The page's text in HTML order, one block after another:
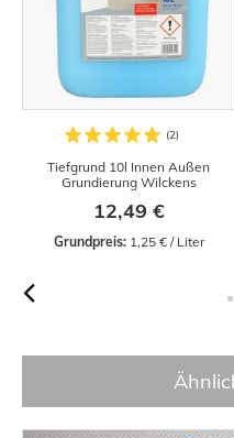
Tiefgrund 10l Innen Außen
Grundierung Wilckens
12,49 €
Grundpreis: 1,25 € / Liter